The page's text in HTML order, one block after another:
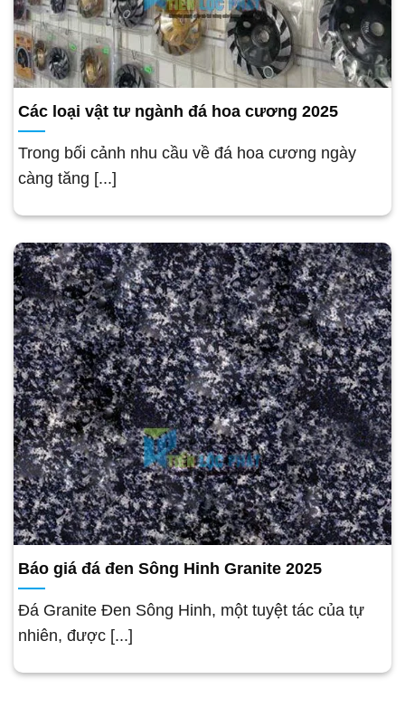
Các loại vật tư ngành đá hoa cương 2025
Trong bối cảnh nhu cầu về đá hoa cương ngày
càng tăng [...]
Báo giá đá đen Sông Hinh Granite 2025
Đá Granite Đen Sông Hinh, một tuyệt tác của tự
nhiên, được [...]